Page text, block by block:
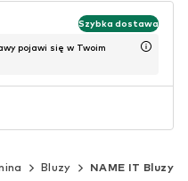
Szybka dostawa
pojawi się w Twoim
Bluzy NAME IT Bluzy